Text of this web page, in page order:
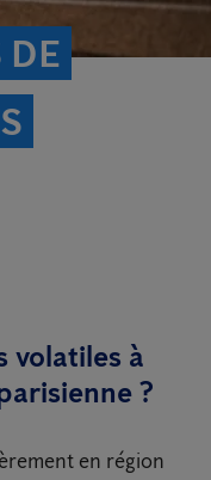
DE
volatiles à
?
en région